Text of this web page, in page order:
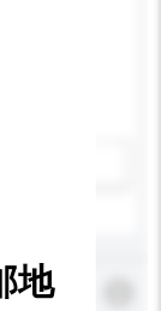
*必须填写
地